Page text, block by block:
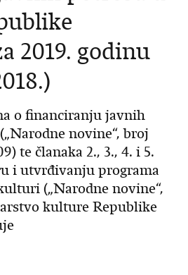
2019. godinu
o financiranju javnih
novine“, broj
te članaka 2., 3., 4. i 5.
i utvrđivanju programa
(„Narodne novine“,
kulture Republike